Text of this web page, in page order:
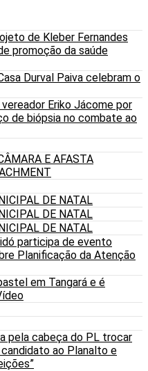
de Kleber Fernandes
promoção da saúde
Durval Paiva celebram o
Eriko Jácome por
de biópsia no combate ao
E AFASTA
DE NATAL
DE NATAL
DE NATAL
participa de evento
Planificação da Atenção
em Tangará e é
pela cabeça do PL trocar
ao Planalto e